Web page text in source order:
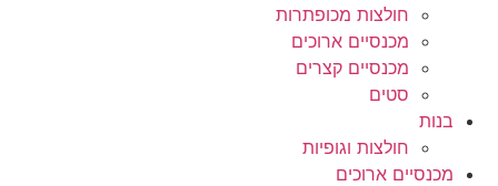
חולצות מכופתרות
מכנסיים ארוכים
מכנסיים קצרים
סטים
בנות
חולצות וגופיות
מכנסיים ארוכים